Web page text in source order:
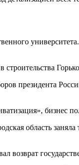
президента
бизнес
область